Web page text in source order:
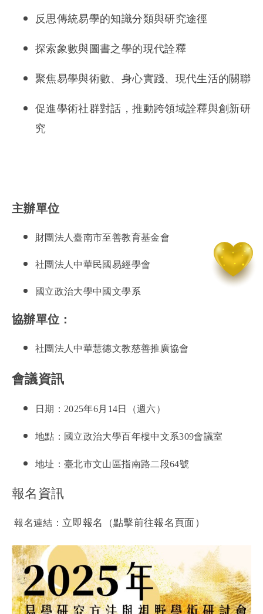
反思傳統易學的知識分類與研究途徑
探索象數與圖書之學的現代詮釋
聚焦易學與術數、身心實踐、現代生活的關聯
促進學術社群對話，推動跨領域詮釋與創新研
究
主辦單位
財團法人臺南市至善教育基金會
社團法人中華民國易經學會
國立政治大學中國文學系
協辦單位：
社團法人中華慧德文教慈善推廣協會
會議資訊
日期：2025年6月14日（週六）
地點：國立政治大學百年樓中文系309會議室
地址：臺北市文山區指南路二段64號
報名資訊
報名連結： 立即報名 （點擊前往報名頁面）